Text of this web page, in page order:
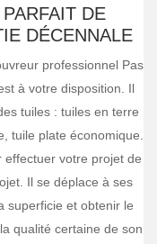
DE
DÉCENNALE
professionnel Pas
à votre disposition. Il
tuiles : tuiles en terre
tuile plate économique.
effectuer votre projet de
Il se déplace à ses
superficie et obtenir le
qualité certaine de son